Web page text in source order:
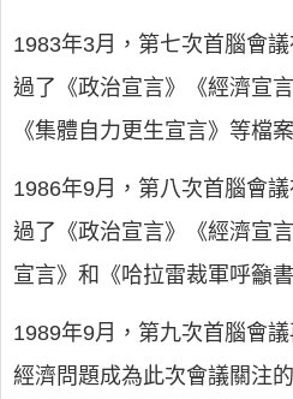
1983年3月，第七次首腦會
過了《政治宣言》《經濟宣
《集體自力更生宣言》等檔案
1986年9月，第八次首腦會
過了《政治宣言》《經濟宣
宣言》和《哈拉雷裁軍呼籲
1989年9月，第九次首腦會
經濟問題成為此次會議關注